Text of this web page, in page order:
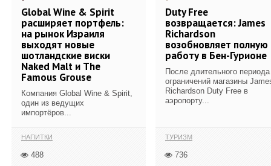
Global Wine & Spirit
расширяет портфель:
на рынок Израиля
выходят новые
шотландские виски
Naked Malt и The
Famous Grouse
Компания Global Wine & Spirit,
один из ведущих
импортёров...
НАПИТКИ
488
Duty Free
возвращается: James
Richardson
возобновляет полную
работу в Бен-Гурионе
После длительного периода
ограничений магазины
Richardson Duty Free в
аэропорту...
ТУРИЗМ
736